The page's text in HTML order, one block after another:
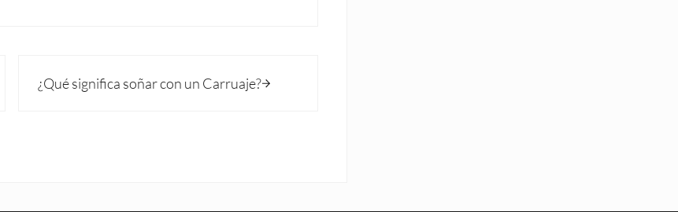
¿Qué significa soñar con un Carruaje?